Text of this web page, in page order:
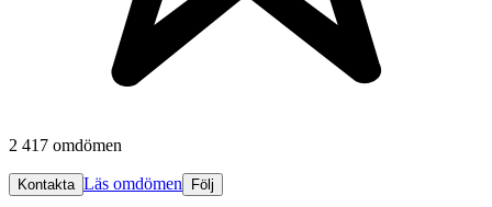
2 417 omdömen
Kontakta Läs omdömen Följ